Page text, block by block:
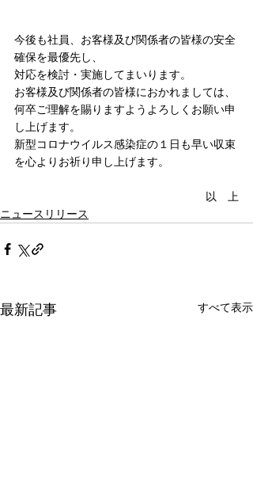
今後も社員、お客様及び関係者の皆様の安全
確保を最優先し、
対応を検討・実施してまいります。
お客様及び関係者の皆様におかれましては、
何卒ご理解を賜りますようよろしくお願い申
し上げます。
新型コロナウイルス感染症の１日も早い収束
を心よりお祈り申し上げます。
以　上
ニュースリリース
最新記事 すべて表示